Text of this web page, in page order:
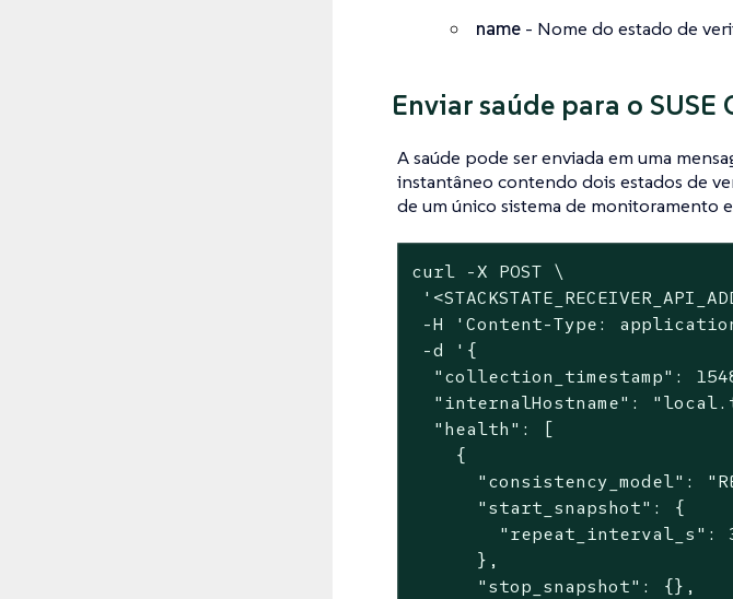
name- Nome do estado de
Enviar saúde para o
A saúde pode ser enviada em uma
instantâneo contendo dois estados de
de um único sistema de monitoramento
curl -X POST \
-H
'Content-Type:
-d
'{
"collection_timestamp":
"internalHostname":
  "health": [
    {
"consistency_model":
      "start_snapshot": {
"repeat_interval_s":
      },
      "stop_snapshot": {},